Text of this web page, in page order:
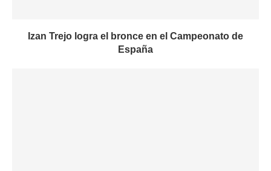
Izan Trejo logra el bronce en el Campeonato de
España